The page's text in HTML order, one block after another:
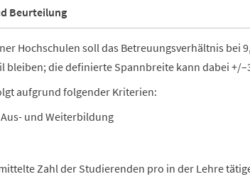
Beurteilung
Hochschulen soll das Betreuungsverhältnis bei
bleiben; die definierte Spannbreite kann dabei +/
aufgrund folgender Kriterien:
und Weiterbildung
Zahl der Studierenden pro in der Lehre